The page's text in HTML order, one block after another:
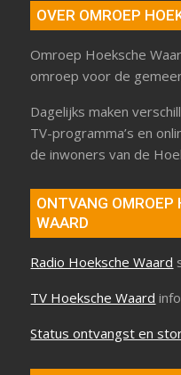
OVER OMROEP
Omroep Hoeksche
omroep voor de
Dagelijks maken
TV-programma’s en
de inwoners van de
ONTVANG OMROEP
WAARD
Radio Hoeksche Waard
TV Hoeksche Waard
Status ontvangst en